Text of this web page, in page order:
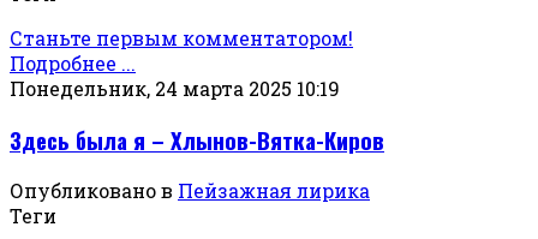
Станьте первым комментатором!
Подробнее ...
Понедельник, 24 марта 2025 10:19
Здесь была я – Хлынов-Вятка-Киров
Опубликовано в Пейзажная лирика
Теги